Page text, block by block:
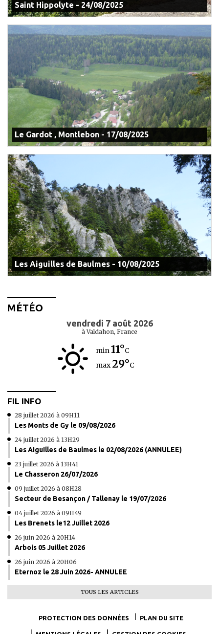
Saint Hippolyte - 24/08/2025
Le Gardot , Montlebon - 17/08/2025
Les Aiguilles de Baulmes - 10/08/2025
MÉTÉO
vendredi 7 août 2026
à Valdahon, France
min11°C
max29°C
FIL INFO
28 juillet 2026 à 09H11
Les Monts de Gy le 09/08/2026
24 juillet 2026 à 13H29
Les Aiguilles de Baulmes le 02/08/2026 (ANNULEE)
23 juillet 2026 à 13H41
Le Chasseron 26/07/2026
09 juillet 2026 à 08H28
Secteur de Besançon / Tallenay le 19/07/2026
04 juillet 2026 à 09H49
Les Brenets le12 Juillet 2026
26 juin 2026 à 20H14
Arbois 05 Juillet 2026
26 juin 2026 à 20H06
Eternoz le 28 Juin 2026- ANNULEE
TOUS LES ARTICLES
PROTECTION DES DONNÉES PLAN DU SITE